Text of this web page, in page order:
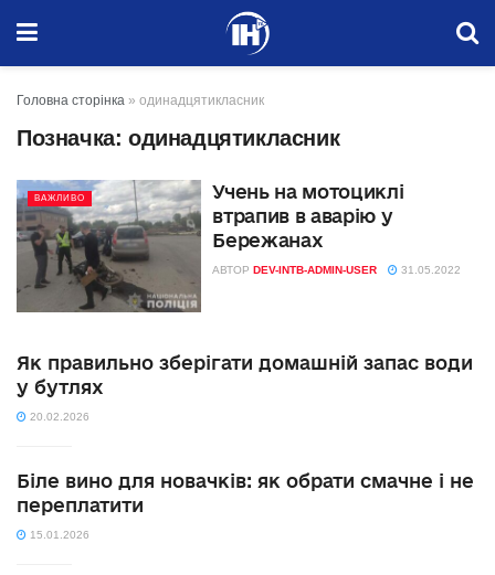
Головна сторінка » одинадцятикласник
Позначка: одинадцятикласник
ВАЖЛИВО
Учень на мотоциклі
втрапив в аварію у
Бережанах
АВТОР DEV-INTB-ADMIN-USER 31.05.2022
Як правильно зберігати домашній запас води
у бутлях
20.02.2026
Біле вино для новачків: як обрати смачне і не
переплатити
15.01.2026